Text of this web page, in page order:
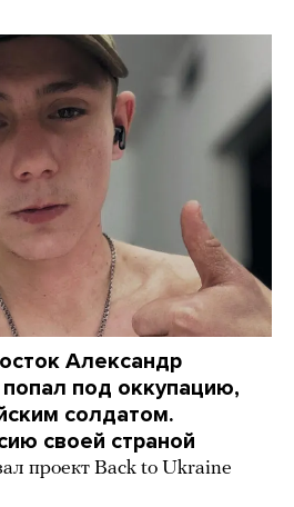
Александр
под оккупацию,
солдатом.
своей страной
проект Back to Ukraine